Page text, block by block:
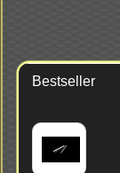
Bestseller